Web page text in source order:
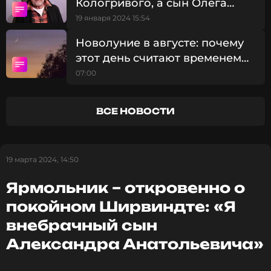
Читайте нас в ВКонтакте, чтобы
оставаться в курсе событий
ПОДПИСАТЬСЯ
Кологривого, а сын Олега
Янковского пошутил в его
19 января 2024 15:54
Новолуние в августе: почему
этот день считают временем
больших перемен
07:00
ВСЕ НОВОСТИ
19 марта 2024, 14:50
Ярмольник – откровенно о
покойном Ширвиндте: «Я
внебрачный сын
Александра Анатольевича»